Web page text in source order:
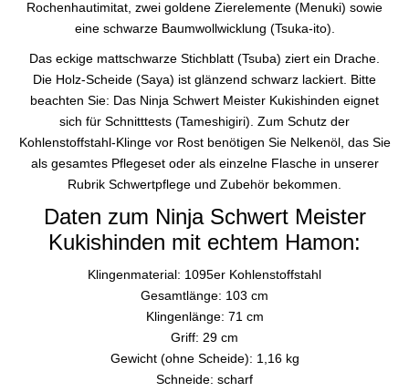
Rochenhautimitat, zwei goldene Zierelemente (Menuki) sowie
eine schwarze Baumwollwicklung (Tsuka-ito).
Das eckige mattschwarze Stichblatt (Tsuba) ziert ein Drache.
Die Holz-Scheide (Saya) ist glänzend schwarz lackiert. Bitte
beachten Sie: Das Ninja Schwert Meister Kukishinden eignet
sich für Schnitttests (Tameshigiri). Zum Schutz der
Kohlenstoffstahl-Klinge vor Rost benötigen Sie Nelkenöl, das Sie
als gesamtes Pflegeset oder als einzelne Flasche in unserer
Rubrik Schwertpflege und Zubehör bekommen.
Daten zum Ninja Schwert Meister
Kukishinden mit echtem Hamon:
Klingenmaterial: 1095er Kohlenstoffstahl
Gesamtlänge: 103 cm
Klingenlänge: 71 cm
Griff: 29 cm
Gewicht (ohne Scheide): 1,16 kg
Schneide: scharf